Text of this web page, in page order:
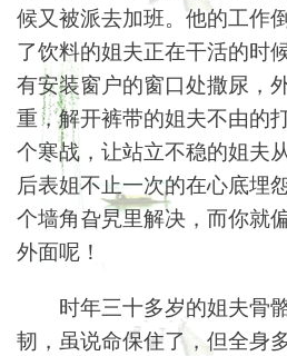
候又被派去加班。他的工作
了饮料的姐夫正在干活的时
有安装窗户的窗口处撒尿，
重，解开裤带的姐夫不由的
个寒战，让站立不稳的姐夫
后表姐不止一次的在心底埋
个墙角旮旯里解决，而你就
外面呢！
时年三十多岁的姐夫骨
韧，虽说命保住了，但全身